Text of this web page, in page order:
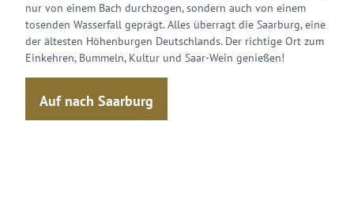
nur von einem Bach durchzogen, sondern auch von einem
tosenden Wasserfall geprägt. Alles überragt die Saarburg, eine
der ältesten Höhenburgen Deutschlands. Der richtige Ort zum
Einkehren, Bummeln, Kultur und Saar-Wein genießen!
Auf nach Saarburg